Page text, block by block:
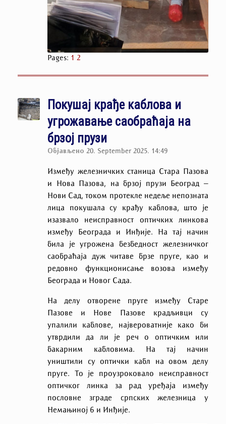
Pages: 1 2
Покушај крађе каблова и
угрожавање саобраћаја на
брзој прузи
Објављено 20. September 2025. 14:49
Између железничких станица Стара Пазова
и Нова Пазова, на брзој прузи Београд –
Нови Сад, током протекле недеље непозната
лица покушала су крађу каблова, што је
изазвало неисправност оптичких линкова
између Београда и Инђије. На тај начин
била је угрожена безбедност железничког
саобраћаја дуж читаве брзе пруге, као и
редовно функционисање возова између
Београда и Новог Сада.
На делу отворене пруге између Старе
Пазове и Нове Пазове крадљивци су
упалили каблове, највероватније како би
утврдили да ли је реч о оптичким или
бакарним кабловима. На тај начин
уништили су оптички кабл на овом делу
пруге. То је проузроковало неисправност
оптичког линка за рад уређаја између
пословне зграде српских железница у
Немањиној 6 и Инђије.